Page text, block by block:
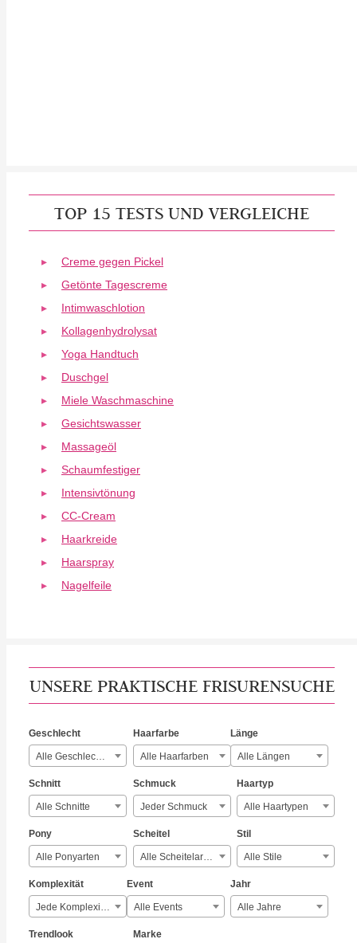
TOP 15 TESTS UND VERGLEICHE
Creme gegen Pickel
Getönte Tagescreme
Intimwaschlotion
Kollagenhydrolysat
Yoga Handtuch
Duschgel
Miele Waschmaschine
Gesichtswasser
Massageöl
Schaumfestiger
Intensivtönung
CC-Cream
Haarkreide
Haarspray
Nagelfeile
UNSERE PRAKTISCHE FRISURENSUCHE
Geschlecht
Alle Geschlechter
Haarfarbe
Alle Haarfarben
Länge
Alle Längen
Schnitt
Alle Schnitte
Schmuck
Jeder Schmuck
Haartyp
Alle Haartypen
Pony
Alle Ponyarten
Scheitel
Alle Scheitelarten
Stil
Alle Stile
Komplexität
Jede Komplexität
Event
Alle Events
Jahr
Alle Jahre
Trendlook Marke